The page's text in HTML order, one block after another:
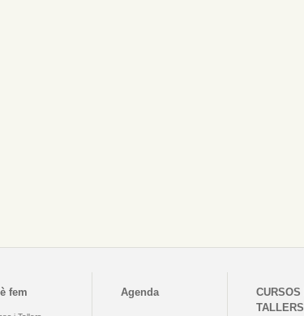
fem Agenda
CURSOS I
TALLERS